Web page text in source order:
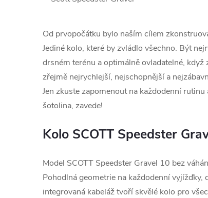
Od prvopočátku bylo naším cílem
Jediné kolo, které by zvládlo všechno. Být
drsném terénu a optimálně ovladatelné,
zřejmě nejrychlejší, nejschopnější a
Jen zkuste zapomenout na každodenní
šotolina, zavede!
Kolo SCOTT Speedster
Model SCOTT Speedster Gravel 10 bez
Pohodlná geometrie na každodenní
integrovaná kabeláž tvoří skvělé kolo pro